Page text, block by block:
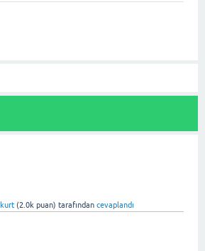
(2.0k puan) tarafından cevaplandı